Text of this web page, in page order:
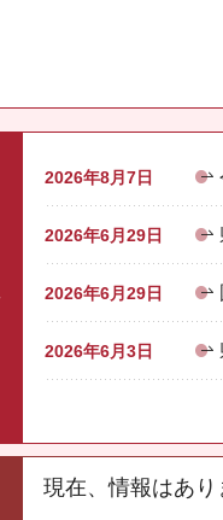
2026年8月7日
2026年6月29日
2026年6月29日
2026年6月3日
現在、情報はあり